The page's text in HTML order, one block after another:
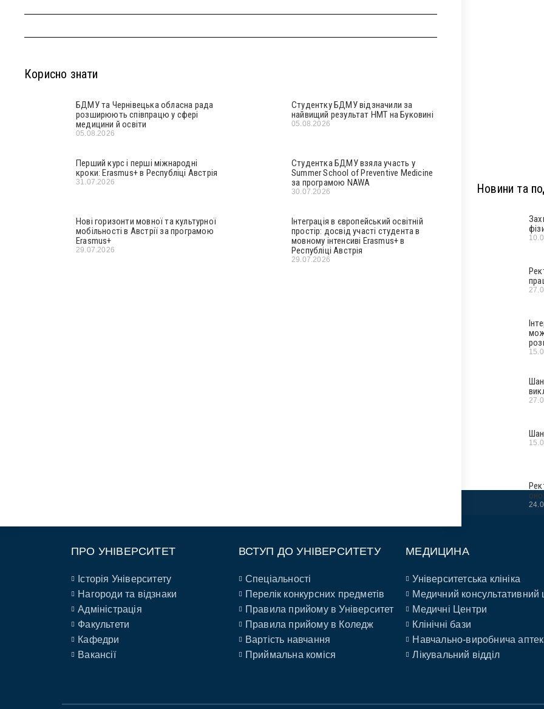
Корисно знати
БДМУ та Чернівецька обласна рада
розширюють співпрацю у сфері
медицини й освіти
05.08.2026
Студентку БДМУ відзначили за
найвищий результат НМТ на Буковині
05.08.2026
Перший курс і перші міжнародні
кроки: Erasmus+ в Республіці Австрія
31.07.2026
Студентка БДМУ взяла участь у
Summer School of Preventive Medicine
за програмою NAWA
30.07.2026
Нові горизонти мовної та культурної
мобільності в Австрії за програмою
Erasmus+
29.07.2026
Інтеграція в європейський освітній
простір: досвід участі студента в
мовному інтенсиві Erasmus+ в
Республіці Австрія
29.07.2026
Новини та
ПРО УНІВЕРСИТЕТ
Історія Університету
Нагороди та відзнаки
Адміністрація
Факультети
Кафедри
Вакансії
ВСТУП ДО УНІВЕРСИТЕТУ
Спеціальності
Перелік конкурсних предметів
Правила прийому в Університет
Правила прийому в Коледж
Вартість навчання
Приймальна коміся
МЕДИЦИНА
Університетська клініка
Медичний консультативний
Медичні Центри
Клінічні бази
Навчально-виробнича
Лікувальний відділ